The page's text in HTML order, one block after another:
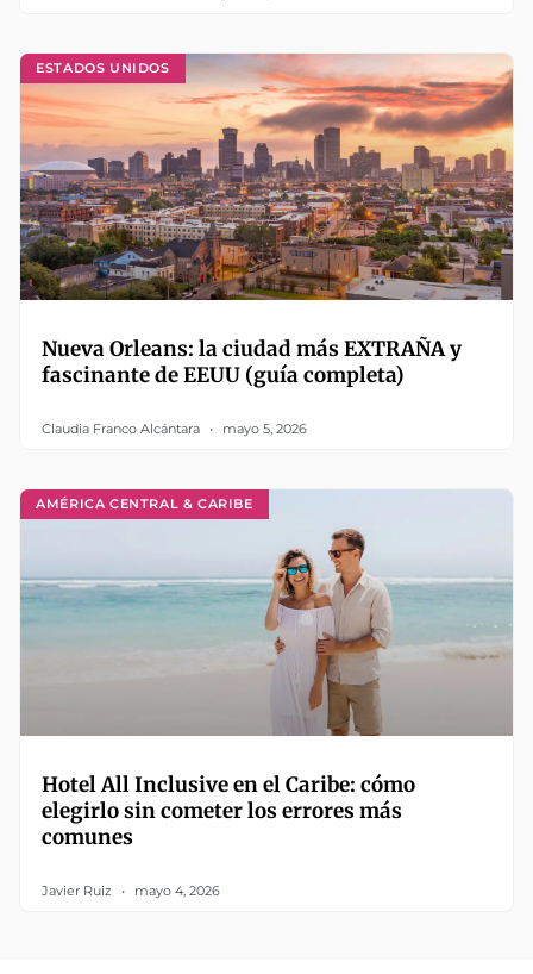
ESTADOS UNIDOS
Nueva Orleans: la ciudad más EXTRAÑA y
fascinante de EEUU (guía completa)
Claudia Franco Alcántara mayo 5, 2026
AMÉRICA CENTRAL & CARIBE
Hotel All Inclusive en el Caribe: cómo
elegirlo sin cometer los errores más
comunes
Javier Ruiz mayo 4, 2026